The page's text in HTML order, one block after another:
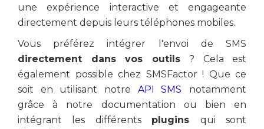
une expérience interactive et engageante
directement depuis leurs téléphones mobiles.
Vous préférez intégrer l'envoi de SMS
directement dans vos outils ? Cela est
également possible chez SMSFactor ! Que ce
soit en utilisant notre API SMS
notamment
grâce à notre documentation ou bien en
intégrant les différents plugins qui sont